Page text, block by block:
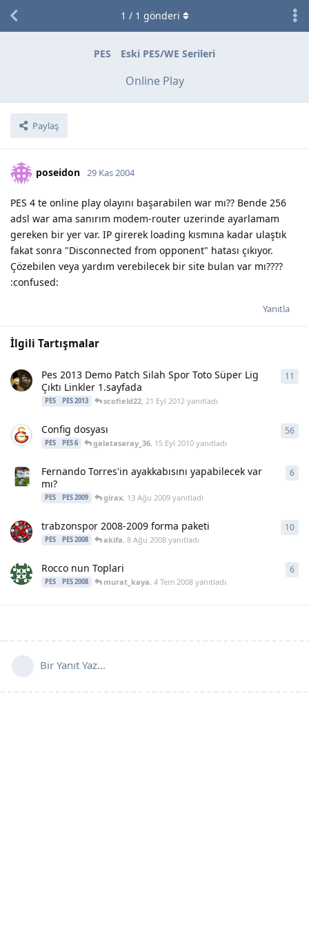
PES Eski PES/WE Serileri
Online Play
Paylaş
1 / 1 gönderi
poseidon 29 Kas 2004
PES 4 te online play olayını başarabilen war mı?? Bende 256
adsl war ama sanırım modem-router uzerinde ayarlamam
gereken bir yer var. IP girerek loading kısmına kadar ulaştık
fakat sonra "Disconnected from opponent" hatası çıkıyor.
Çözebilen veya yardım verebilecek bir site bulan var mı????
:confused:
Yanıtla
İlgili Tartışmalar
Pes 2013 Demo Patch Silah Spor Toto Süper Lig
Çıktı Linkler 1.sayfada
PES PES 2013 scofield22, 21 Eyl 2012yanıtladı
11
Config dosyası
PES PES 6 galatasaray_36, 15 Eyl 2010yanıtladı
56
Fernando Torres'in ayakkabısını yapabilecek var
mı?
PES PES 2009 girax, 13 Ağu 2009yanıtladı
6
trabzonspor 2008-2009 forma paketi
PES PES 2008 akifa, 8 Ağu 2008yanıtladı
10
Rocco nun Toplari
PES PES 2008 murat_kaya, 4 Tem 2008yanıtladı
6
Bir Yanıt Yaz...